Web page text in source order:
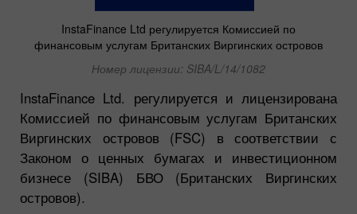
InstaFinance Ltd регулируется Комиссией по
финансовым услугам Британских Виргинских островов
Номер лицензии: SIBA/L/14/1082
InstaFinance Ltd. регулируется и лицензирована
Комиссией по финансовым услугам Британских
Виргинских островов (FSC) в соответствии с
Законом о ценных бумагах и инвестиционном
бизнесе (SIBA) БВО (Британских Виргинских
островов).